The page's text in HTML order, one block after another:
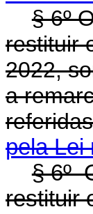
§ 6º
restituir
2022,
a
pela Lei
§ 6º
restituir